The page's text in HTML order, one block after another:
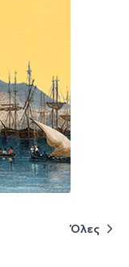
Όλες